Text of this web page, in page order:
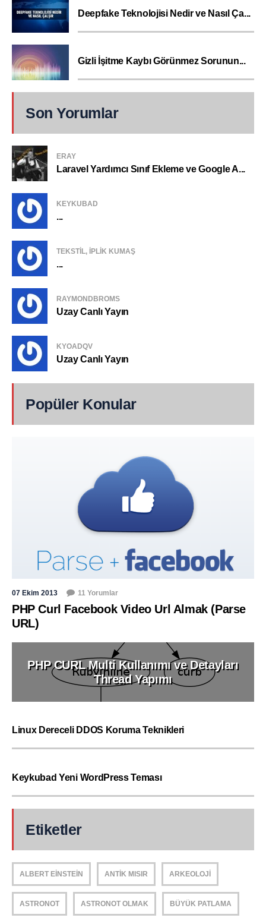
Deepfake Teknolojisi Nedir ve Nasıl Ça...
Gizli İşitme Kaybı Görünmez Sorunun...
Son Yorumlar
ERAY
Laravel Yardımcı Sınıf Ekleme ve Google A...
KEYKUBAD
...
TEKSTIL, IPLIK KUMAŞ
...
RAYMONDBROMS
Uzay Canlı Yayın
KYOADQV
Uzay Canlı Yayın
Popüler Konular
07 Ekim 2013 11 Yorumlar
PHP Curl Facebook Video Url Almak (Parse
URL)
PHP CURL Multi Kullanımı ve Detayları
Thread Yapımı
Linux Dereceli DDOS Koruma Teknikleri
Keykubad Yeni WordPress Teması
Etiketler
ALBERT EINSTEIN ANTIK MISIR ARKEOLOJI
ASTRONOT ASTRONOT OLMAK BÜYÜK PATLAMA